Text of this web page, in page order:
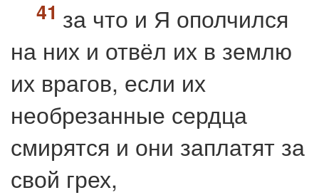
за что и Я ополчился
на них и отвёл их в землю
их врагов, если их
необрезанные сердца
смирятся и они заплатят за
свой грех,